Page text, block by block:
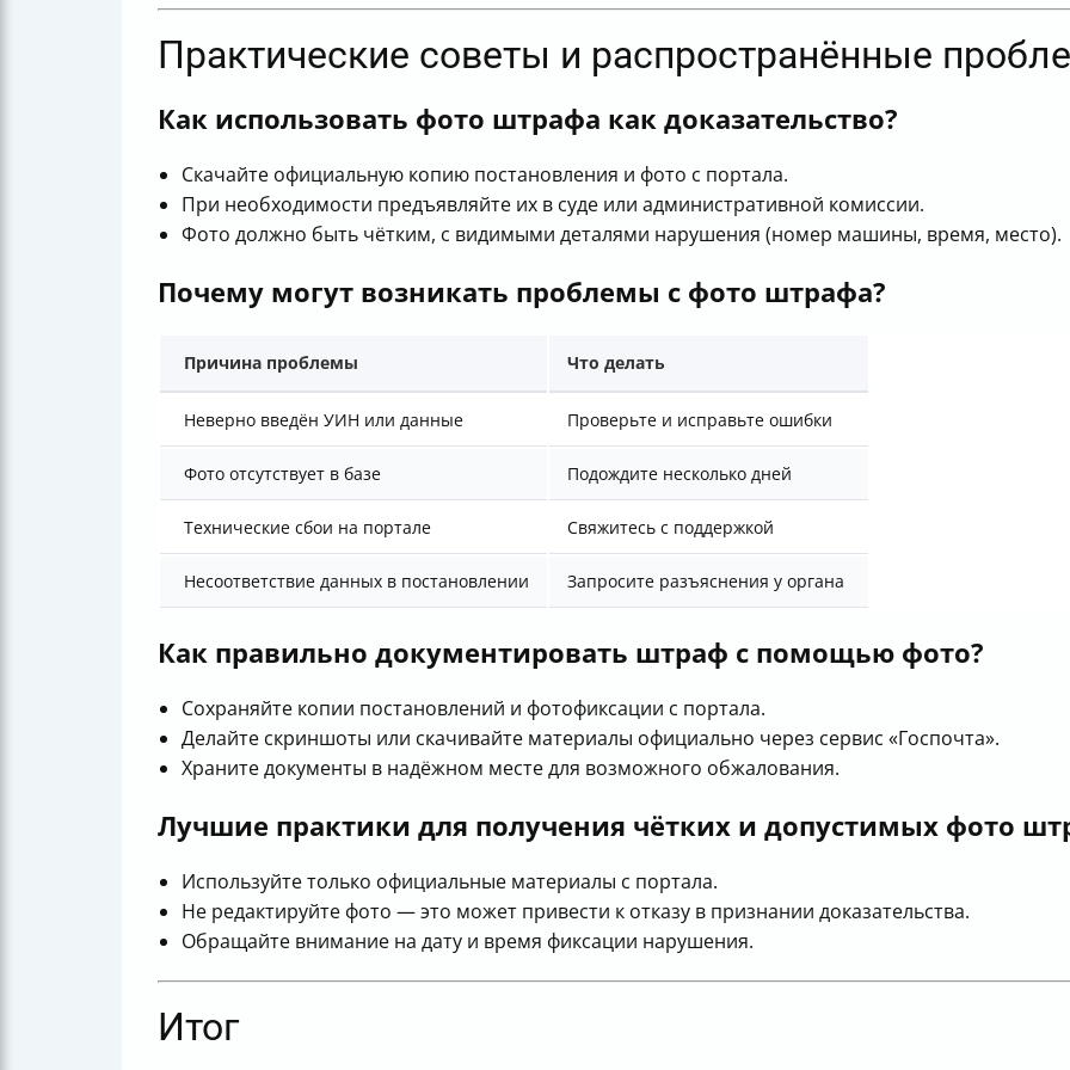
Практические советы и распространённые
Как использовать фото штрафа как доказательство?
Скачайте официальную копию постановления и фото с портала.
При необходимости предъявляйте их в суде или административной комиссии.
Фото должно быть чётким, с видимыми деталями нарушения (номер машины, время, место).
Почему могут возникать проблемы с фото штрафа?
Причина проблемы Что делать
Неверно введён УИН или данные Проверьте и исправьте ошибки
Фото отсутствует в базе Подождите несколько дней
Технические сбои на портале Свяжитесь с поддержкой
Несоответствие данных в постановлении Запросите разъяснения у органа
Как правильно документировать штраф с помощью фото?
Сохраняйте копии постановлений и фотофиксации с портала.
Делайте скриншоты или скачивайте материалы официально через сервис «Госпочта».
Храните документы в надёжном месте для возможного обжалования.
Лучшие практики для получения чётких и допустимых фото
Используйте только официальные материалы с портала.
Не редактируйте фото — это может привести к отказу в признании доказательства.
Обращайте внимание на дату и время фиксации нарушения.
Итог